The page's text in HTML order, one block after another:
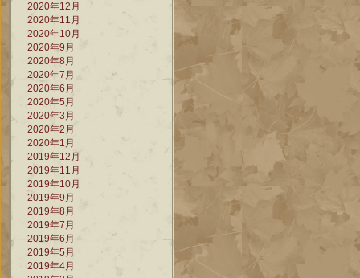
2020年12月
2020年11月
2020年10月
2020年9月
2020年8月
2020年7月
2020年6月
2020年5月
2020年3月
2020年2月
2020年1月
2019年12月
2019年11月
2019年10月
2019年9月
2019年8月
2019年7月
2019年6月
2019年5月
2019年4月